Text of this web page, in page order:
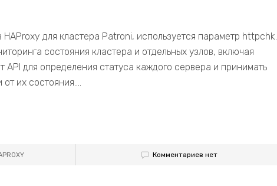
для кластера Patroni, используется параметр httpchk.
состояния кластера и отдельных узлов, включая
API для определения статуса каждого сервера и принимать
их состояния....
Комментариев нет